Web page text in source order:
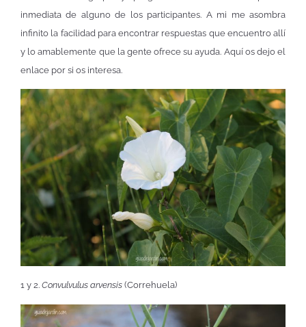
inmediata de alguno de los participantes. A mi me asombra
infinito la facilidad para encontrar respuestas que encuentro allí
y lo amablemente que la gente ofrece su ayuda. Aquí os dejo el
enlace por si os interesa.
1 y 2. Convulvulus arvensis (Correhuela)